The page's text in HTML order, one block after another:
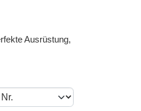
Ausrüstung,